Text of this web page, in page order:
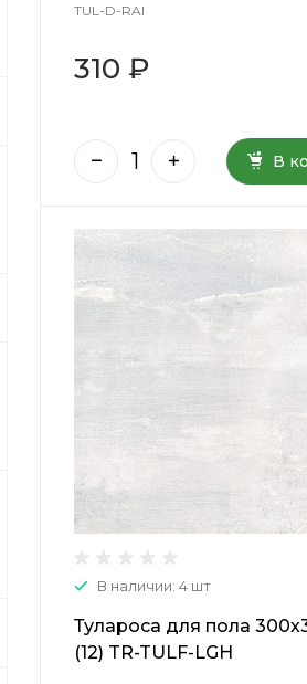
TUL-D-RAI
310 ₽
В
В наличии: 4 шт
Тулароса для пола
(12) TR-TULF-LGH